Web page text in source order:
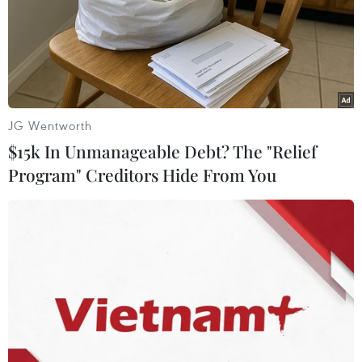
Phó Chủ tịch Ủy ban Nhân dân huyện Chương Mỹ Hoàng Minh
Hiến phát biểu tại buổi làm việc. (Ảnh: Nguyễn Thắng/TTXVN)
Các đối tượng xấu có thủ đoạn tinh vi, lợi dụng
mối quan hệ lệ thuộc của nạn nhân để khống
chế nên trong thời gian dài không bị phát hiện,
chỉ khi nạn nhân có thai, bị thương tích thì
người thân trong gia đình mới phát hiện và
JG Wentworth
$15k In Unmanageable Debt? The "Relief
Program" Creditors Hide From You